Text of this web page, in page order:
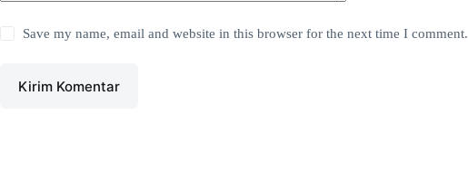
Save my name, email and website in this browser for the next time I comment.
Kirim Komentar